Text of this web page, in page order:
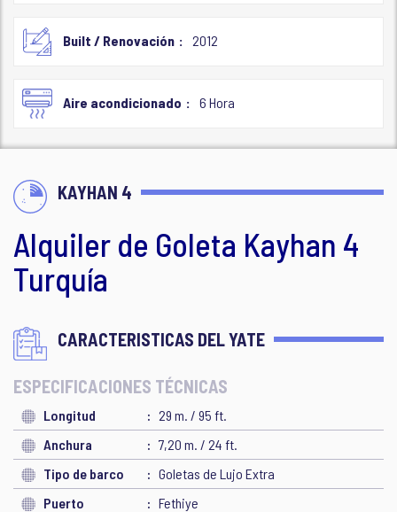
Built / Renovación 2012
Aire acondicionado 6 Hora
KAYHAN 4
Alquiler de Goleta Kayhan 4
Turquía
CARACTERISTICAS DEL YATE
ESPECIFICACIONES TÉCNICAS
Longitud
29 m. / 95 ft.
Anchura
7,20 m. / 24 ft.
Tipo de barco
Goletas de Lujo Extra
Puerto
Fethiye